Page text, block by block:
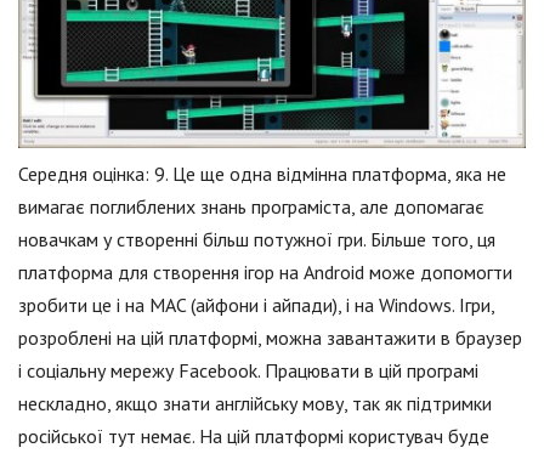
Середня оцінка: 9. Це ще одна відмінна платформа, яка не
вимагає поглиблених знань програміста, але допомагає
новачкам у створенні більш потужної гри. Більше того, ця
платформа для створення ігор на Android може допомогти
зробити це і на MAC (айфони і айпади), і на Windows. Ігри,
розроблені на цій платформі, можна завантажити в браузер
і соціальну мережу Facebook. Працювати в цій програмі
нескладно, якщо знати англійську мову, так як підтримки
російської тут немає. На цій платформі користувач буде